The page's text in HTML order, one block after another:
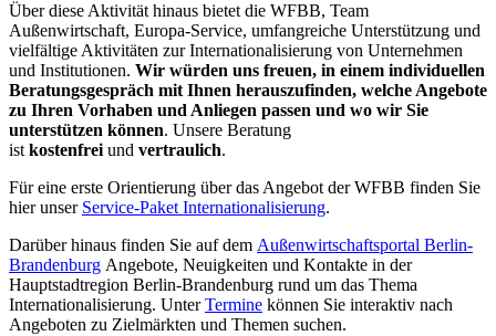
Über diese Aktivität hinaus bietet die WFBB, Team
Außenwirtschaft, Europa-Service, umfangreiche Unterstützung und
vielfältige Aktivitäten zur Internationalisierung von Unternehmen
und Institutionen. Wir würden uns freuen, in einem individuellen
Beratungsgespräch mit Ihnen herauszufinden, welche Angebote
zu Ihren Vorhaben und Anliegen passen und wo wir Sie
unterstützen können. Unsere Beratung
ist kostenfrei und vertraulich.
Für eine erste Orientierung über das Angebot der WFBB finden Sie
hier unser Service-Paket Internationalisierung.
Darüber hinaus finden Sie auf dem Außenwirtschaftsportal Berlin-
Brandenburg Angebote, Neuigkeiten und Kontakte in der
Hauptstadtregion Berlin-Brandenburg rund um das Thema
Internationalisierung. UnterTermine können Sie interaktiv nach
Angeboten zu Zielmärkten und Themen suchen.